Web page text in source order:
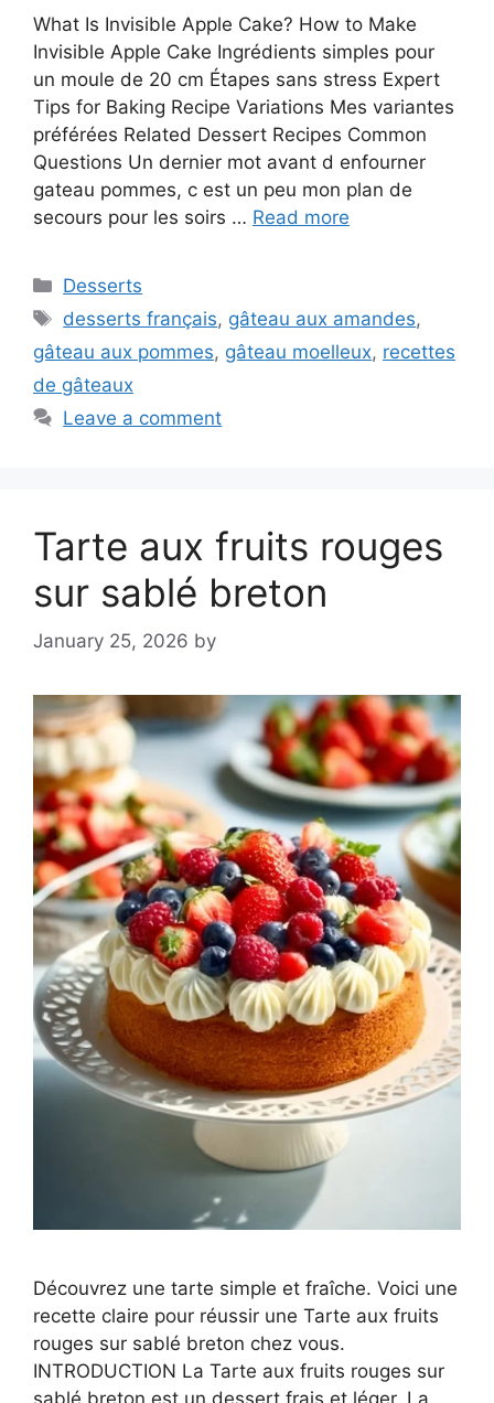
What Is Invisible Apple Cake? How to Make
Invisible Apple Cake Ingrédients simples pour
un moule de 20 cm Étapes sans stress Expert
Tips for Baking Recipe Variations Mes variantes
préférées Related Dessert Recipes Common
Questions Un dernier mot avant d enfourner
gateau pommes, c est un peu mon plan de
secours pour les soirs … Read more
Categories
Desserts
Tags
desserts français, gâteau aux amandes,
gâteau aux pommes, gâteau moelleux, recettes
de gâteaux
Leave a comment
Tarte aux fruits rouges
sur sablé breton
January 25, 2026 by
Découvrez une tarte simple et fraîche. Voici une
recette claire pour réussir une Tarte aux fruits
rouges sur sablé breton chez vous.
INTRODUCTION La Tarte aux fruits rouges sur
sablé breton est un dessert frais et léger. La